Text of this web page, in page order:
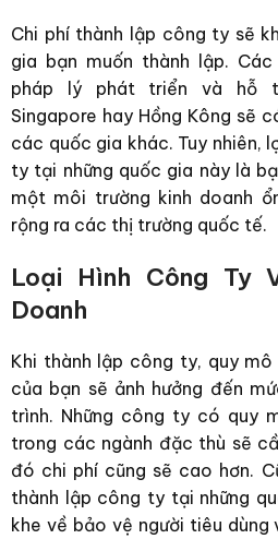
Chi phí thành lập công ty sẽ
gia bạn muốn thành lập.
pháp lý phát triển và hỗ
Singapore hay Hồng Kông sẽ
các quốc gia khác. Tuy nhiên,
ty tại những quốc gia này là
một môi trường kinh doanh
rộng ra các thị trường quốc tế.
Loại Hình Công Ty
Doanh
Khi thành lập công ty, quy
của bạn sẽ ảnh hưởng đến
trình. Những công ty có quy
trong các ngành đặc thù sẽ
đó chi phí cũng sẽ cao hơn.
thành lập công ty tại những
khe về bảo vệ người tiêu